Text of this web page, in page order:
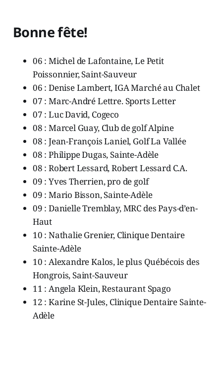
Bonne fête!
06 : Michel de Lafontaine, Le Petit
Poissonnier, Saint-Sauveur
06 : Denise Lambert, IGA Marché au Chalet
07 : Marc-André Lettre. Sports Letter
07 : Luc David, Cogeco
08 : Marcel Guay, Club de golf Alpine
08 : Jean-François Laniel, Golf La Vallée
08 : Philippe Dugas, Sainte-Adèle
08 : Robert Lessard, Robert Lessard C.A.
09 : Yves Therrien, pro de golf
09 : Mario Bisson, Sainte-Adèle
09 : Danielle Tremblay, MRC des Pays-d’en-
Haut
10 : Nathalie Grenier, Clinique Dentaire
Sainte-Adèle
10 : Alexandre Kalos, le plus Québécois des
Hongrois, Saint-Sauveur
11 : Angela Klein, Restaurant Spago
12 : Karine St-Jules, Clinique Dentaire Sainte-
Adèle